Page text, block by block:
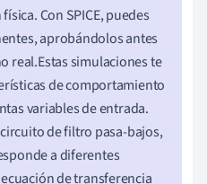
Con SPICE, puedes
aprobándolos antes
real.Estas simulaciones te
de comportamiento
variables de entrada.
de filtro pasa-bajos,
a diferentes
de transferencia